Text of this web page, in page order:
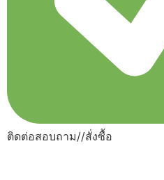
ติดต่อสอบถาม//สั่งซื้อ